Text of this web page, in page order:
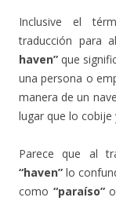
Inclusive el
traducción para
haven” que
una persona o
manera de un
lugar que lo cobije
Parece que al
“haven” lo
como “paraíso”